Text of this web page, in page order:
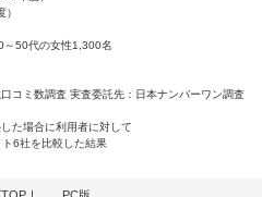
50代の女性1,300名
コミ数調査 実査委託先：日本ナンバーワン調査
た場合に利用者に対して
6社を比較した結果